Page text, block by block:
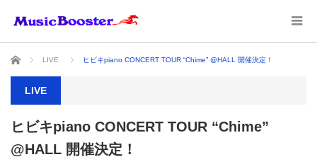
ホーム LIVE ヒビキpiano CONCERT TOUR “Chime” @HALL 開催決定！
LIVE
ヒビキpiano CONCERT TOUR “Chime”
@HALL 開催決定！